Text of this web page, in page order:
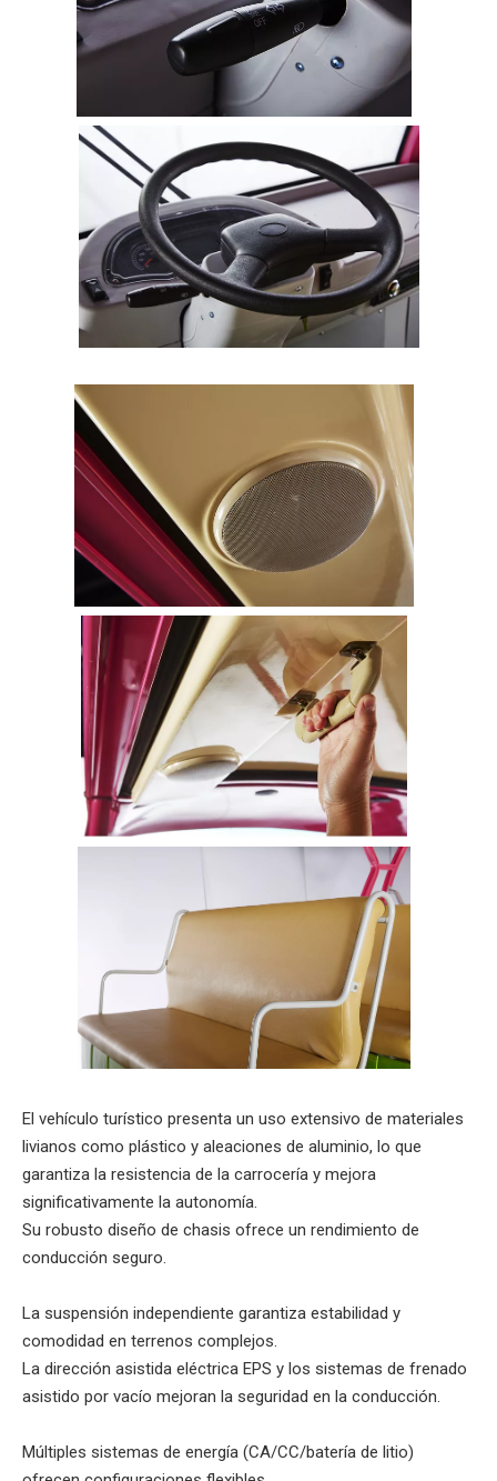
El vehículo turístico presenta un uso extensivo de materiales
livianos como plástico y aleaciones de aluminio, lo que
garantiza la resistencia de la carrocería y mejora
significativamente la autonomía.
Su robusto diseño de chasis ofrece un rendimiento de
conducción seguro.
La suspensión independiente garantiza estabilidad y
comodidad en terrenos complejos‌.
La dirección asistida eléctrica EPS y los sistemas de frenado
asistido por vacío mejoran la seguridad en la conducción.
Múltiples sistemas de energía (CA/CC/batería de litio)